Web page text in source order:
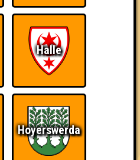
keine Opfer
Abstand (zum zweiten Platz)
erreicht ~
Halle
Hoyerswerda